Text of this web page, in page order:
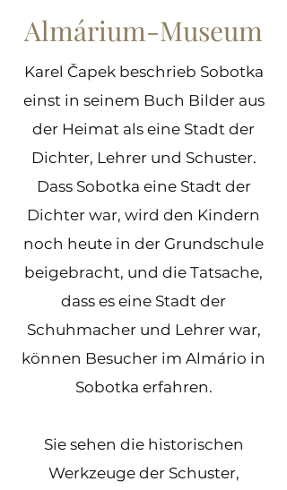
Almárium-Museum
Karel Čapek beschrieb Sobotka
einst in seinem Buch Bilder aus
der Heimat als eine Stadt der
Dichter, Lehrer und Schuster.
Dass Sobotka eine Stadt der
Dichter war, wird den Kindern
noch heute in der Grundschule
beigebracht, und die Tatsache,
dass es eine Stadt der
Schuhmacher und Lehrer war,
können Besucher im Almário in
Sobotka erfahren.
Sie sehen die historischen
Werkzeuge der Schuster,